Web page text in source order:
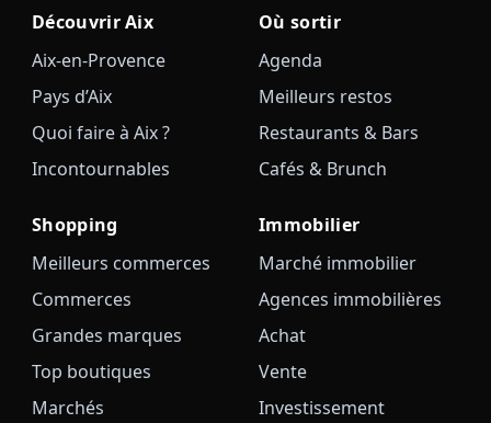
Découvrir Aix
Aix-en-Provence
Pays d’Aix
Quoi faire à Aix ?
Incontournables
Où sortir
Agenda
Meilleurs restos
Restaurants & Bars
Cafés & Brunch
Shopping
Meilleurs commerces
Commerces
Grandes marques
Top boutiques
Marchés
Immobilier
Marché immobilier
Agences immobilières
Achat
Vente
Investissement